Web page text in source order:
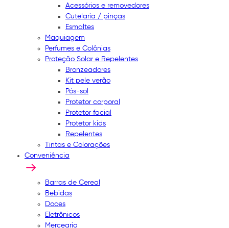
Acessórios e removedores
Cutelaria / pinças
Esmaltes
Maquiagem
Perfumes e Colônias
Proteção Solar e Repelentes
Bronzeadores
Kit pele verão
Pós-sol
Protetor corporal
Protetor facial
Protetor kids
Repelentes
Tintas e Colorações
Conveniência
Barras de Cereal
Bebidas
Doces
Eletrônicos
Mercearia